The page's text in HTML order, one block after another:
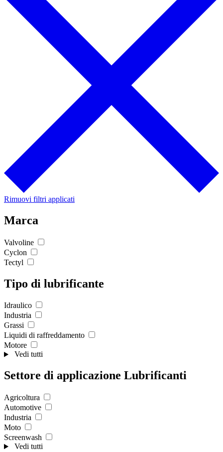
Rimuovi filtri applicati
Marca
Valvoline
Cyclon
Tectyl
Tipo di lubrificante
Idraulico
Industria
Grassi
Liquidi di raffreddamento
Motore
Vedi tutti
Settore di applicazione Lubrificanti
Agricoltura
Automotive
Industria
Moto
Screenwash
Vedi tutti